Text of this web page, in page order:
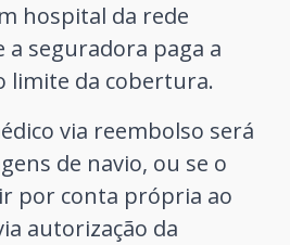
hospital da rede
a seguradora paga a
limite da cobertura.
via reembolso será
de navio, ou se o
por conta própria ao
autorização da